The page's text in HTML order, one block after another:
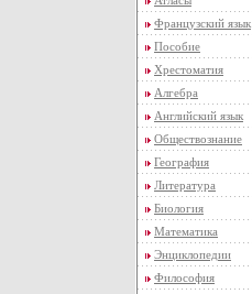
Французский язык
Пособие
Хрестоматия
Алгебра
Английский язык
Обществознание
География
Литература
Биология
Математика
Энциклопедии
Философия